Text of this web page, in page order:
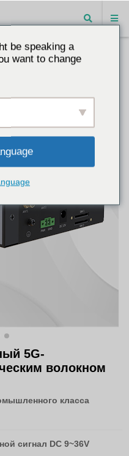
5G-
волокном
класса
сигнал DC 9~36V
be speaking a
want to change